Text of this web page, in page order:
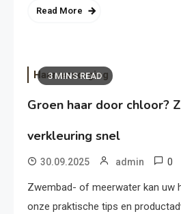
Read More
3 MINS READ
Haarverzorging
Groen haar door chloor?
verkleuring snel
30.09.2025 admin 0
Zwembad- of meerwater kan uw
onze praktische tips en